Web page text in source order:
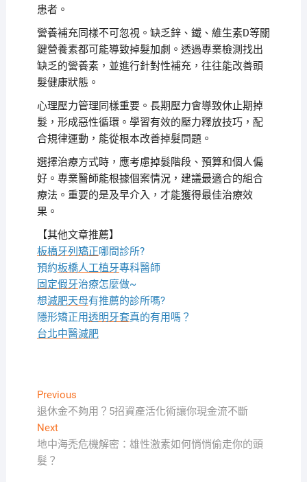
患者。
營養補充同樣不可忽視。缺乏鋅、鐵、維生素D等關
鍵營養素都可能導致掉髮加劇。透過專業檢測找出
缺乏的營養素，並進行針對性補充，往往能改善頭
髮健康狀態。
心理壓力管理同樣重要。長期壓力會導致休止期掉
髮，形成惡性循環。學習有效的壓力釋放技巧，配
合規律運動，能從根本改善掉髮問題。
選擇治療方式時，應考慮掉髮階段、預算和個人偏
好。專業醫師能根據個案情況，建議最適合的組合
療法。重要的是及早介入，才能獲得最佳治療效
果。
【其他文章推薦】
板橋牙列矯正哪間診所?
預約板橋人工植牙專科醫師
固定假牙治療怎麼做~
想減肥天母有推薦的診所嗎?
隱形矯正用透明牙套真的有用嗎？
台北中醫減肥
文
章
導
覽
PreviousPrevious
post:
退休金不夠用？5招資產活化術讓你現金流不斷
NextNext
post:
地中海禿危機解密：雄性激素如何悄悄偷走你的頭
髮？